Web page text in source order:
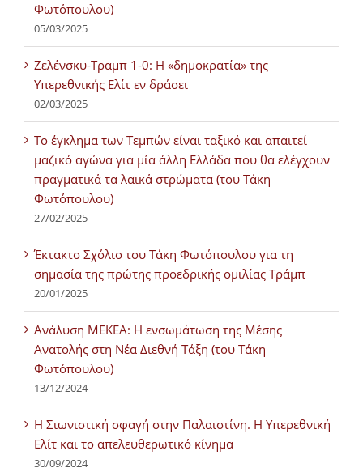
Φωτόπουλου)
05/03/2025
Ζελένσκυ-Τραμπ 1-0: Η «δημοκρατία» της
Υπερεθνικής Ελίτ εν δράσει
02/03/2025
Tο έγκλημα των Τεμπών είναι ταξικό και απαιτεί
μαζικό αγώνα για μία άλλη Ελλάδα που θα ελέγχουν
πραγματικά τα λαϊκά στρώματα (του Τάκη
Φωτόπουλου)
27/02/2025
Έκτακτο Σχόλιο του Τάκη Φωτόπουλου για τη
σημασία της πρώτης προεδρικής ομιλίας Τράμπ
20/01/2025
Ανάλυση ΜΕΚΕΑ: Η ενσωμάτωση της Μέσης
Ανατολής στη Νέα Διεθνή Τάξη (του Τάκη
Φωτόπουλου)
13/12/2024
Η Σιωνιστική σφαγή στην Παλαιστίνη. Η Υπερεθνική
Ελίτ και το απελευθερωτικό κίνημα
30/09/2024